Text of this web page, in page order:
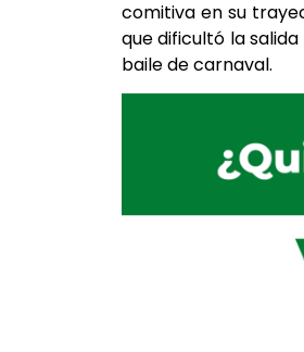
comitiva en su
que dificultó la
baile de carnaval.